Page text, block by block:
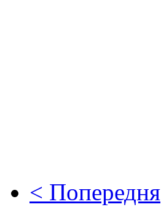
< Попередня